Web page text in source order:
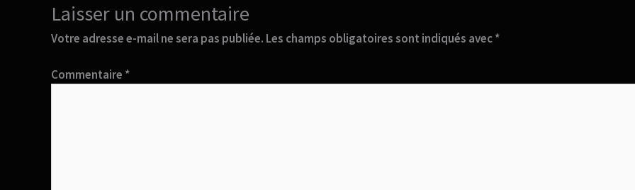
Laisser un commentaire
Votre adresse e-mail ne sera pas publiée. Les champs obligatoires sont indiqués avec*
Commentaire *